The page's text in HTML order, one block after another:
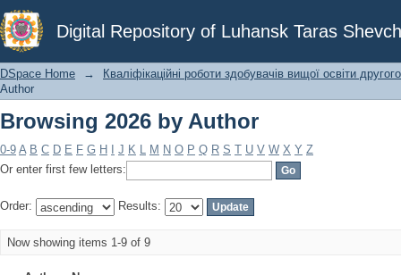
Digital Repository of Luhansk Taras
Browsing 2026 by Author
DSpace Home →
Кваліфікаційні роботи здобувачів вищої освіти
Author
Browsing 2026 by Author
0-9 A B C D E F G H J K L M N O P Q R S T U V W X Y Z
Or enter first few letters:
Order: Results:
Now showing items 1-9 of 9